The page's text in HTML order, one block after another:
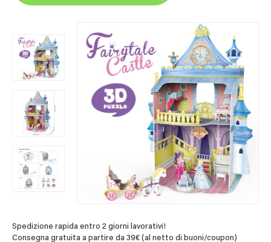
Spedizione rapida entro 2 giorni lavorativi!
Consegna gratuita a partire da 39€ (al netto di buoni/coupon)